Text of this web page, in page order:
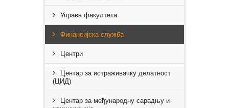
Управа факултета
Финансијска служба
Центри
Центар за истраживачку делатност
(ЦИД)
Центар за међународну сарадњу и